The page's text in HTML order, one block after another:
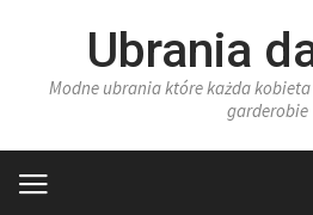
Ubrania
Modne ubrania które każda
garderobie